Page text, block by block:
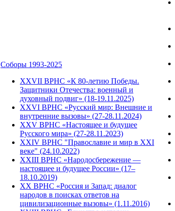
Соборы 1993-2025
ХХVII ВРНС «К 80-летию Победы.
Защитники Отечества: военный и
духовный подвиг» (18-19.11.2025)
XXVI ВРНС «Русский мир: Внешние и
внутренние вызовы» (27-28.11.2024)
XXV ВРНС «Настоящее и будущее
Русского мира» (27-28.11.2023)
XXIV ВРНС "Православие и мир в XXI
веке" (24.10.2022)
XXIII ВРНС «Народосбережение —
настоящее и будущее России» (17–
18.10.2019)
XX ВРНС «Россия и Запад: диалог
народов в поисках ответов на
цивилизационные вызовы» (1.11.2016)